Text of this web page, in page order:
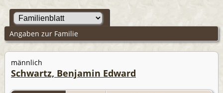
Angaben zur Familie
männlich
Schwartz, Benjamin Edward